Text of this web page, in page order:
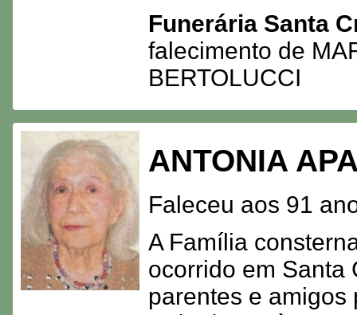
Funerária Santa
falecimento de
BERTOLUCCI
ANTONIA
Faleceu aos 91
A Família
ocorrido em Santa
parentes e amigos